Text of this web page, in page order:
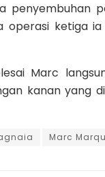
penyembuhan
ketiga
Marc
kanan yang
Marc